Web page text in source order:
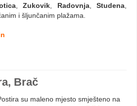
,Zukovik Radovnja,Studena
i šljunčanim plažama.
Brač
su maleno mjesto smješteno na